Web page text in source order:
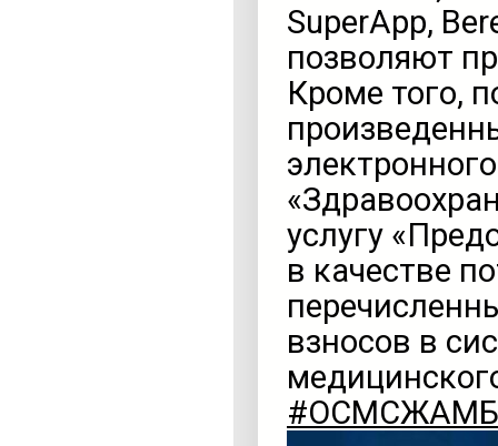
SuperApp,
позволяют
Кроме того,
услугу
в качестве
взносов в